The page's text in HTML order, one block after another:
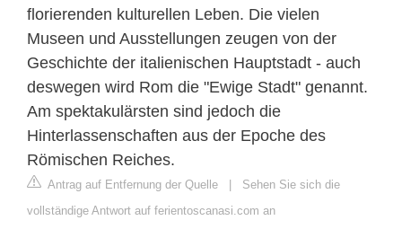
florierenden kulturellen Leben. Die vielen
Museen und Ausstellungen zeugen von der
Geschichte der italienischen Hauptstadt - auch
deswegen wird Rom die "Ewige Stadt" genannt.
Am spektakulärsten sind jedoch die
Hinterlassenschaften aus der Epoche des
Römischen Reiches.
Antrag auf Entfernung der Quelle | Sehen Sie sich die
vollständige Antwort auf ferientoscanasi.com an